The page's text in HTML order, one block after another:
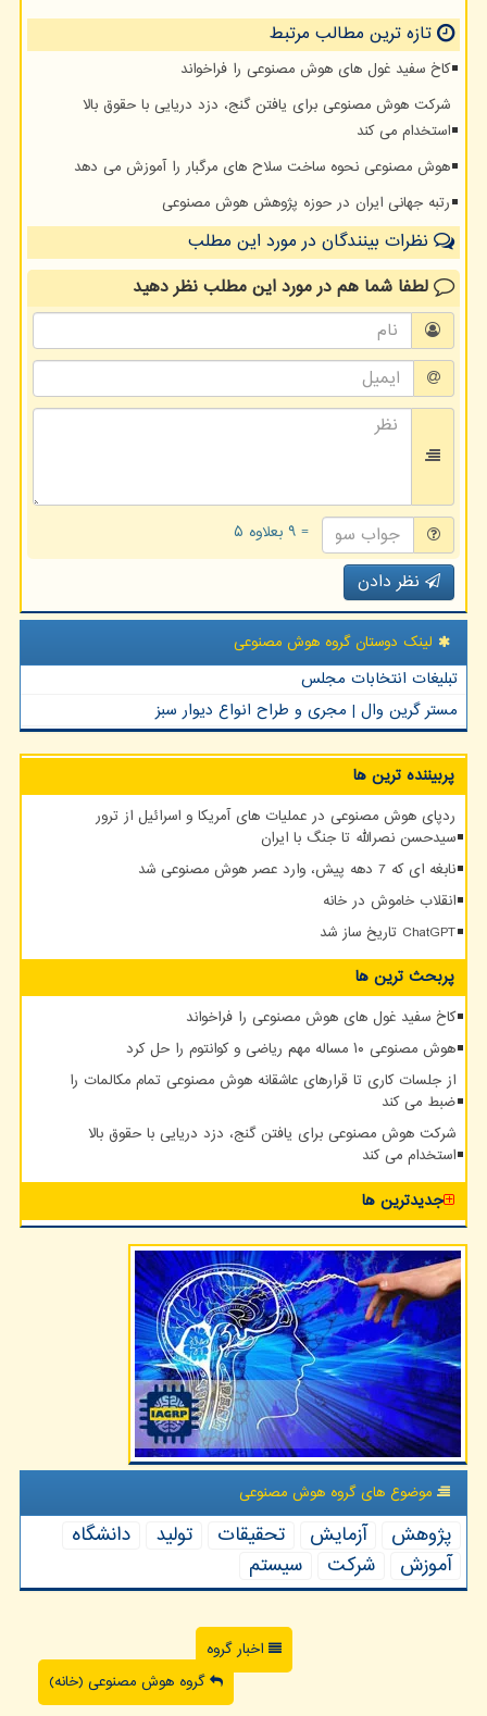
تازه ترین مطالب مرتبط
کاخ سفید غول های هوش مصنوعی را فراخواند
شرکت هوش مصنوعی برای یافتن گنج، دزد دریایی با حقوق بالا
استخدام می کند
هوش مصنوعی نحوه ساخت سلاح های مرگبار را آموزش می دهد
رتبه جهانی ایران در حوزه پژوهش هوش مصنوعی
نظرات بینندگان در مورد این مطلب
لطفا شما همدر مورد این مطلبنظر دهید
= ۹ بعلاوه ۵
نظر دادن
لینک دوستان گروه هوش مصنوعی
تبلیغات انتخابات مجلس
مستر گرین وال | مجری و طراح انواع دیوار سبز
پربیننده ترین ها
ردپای هوش مصنوعی در عملیات های آمریکا و اسرائیل از ترور
سیدحسن نصرالله تا جنگ با ایران
نابغه ای که 7 دهه پیش، وارد عصر هوش مصنوعی شد
انقلاب خاموش در خانه
ChatGPT تاریخ ساز شد
پربحث ترین ها
کاخ سفید غول های هوش مصنوعی را فراخواند
هوش مصنوعی ۱۰ مساله مهم ریاضی و کوانتوم را حل کرد
از جلسات کاری تا قرارهای عاشقانه هوش مصنوعی تمام مکالمات را
ضبط می کند
شرکت هوش مصنوعی برای یافتن گنج، دزد دریایی با حقوق بالا
استخدام می کند
جدیدترین ها
موضوع های گروه هوش مصنوعی
پژوهش آزمایش تحقیقات تولید
دانشگاه
آموزش
شركت سیستم
اخبار گروه
گروه هوش مصنوعی (خانه)